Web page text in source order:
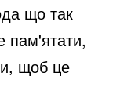
що так
пам'ятати,
щоб це